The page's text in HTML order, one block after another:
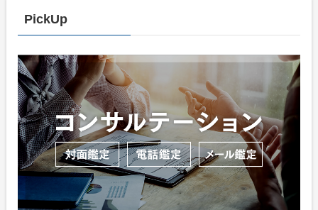
PickUp